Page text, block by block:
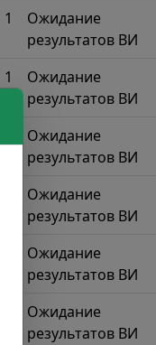
1
Ожидание
результатов ВИ
1
Ожидание
результатов ВИ
Ожидание
результатов ВИ
Ожидание
результатов ВИ
Ожидание
результатов ВИ
Ожидание
результатов ВИ